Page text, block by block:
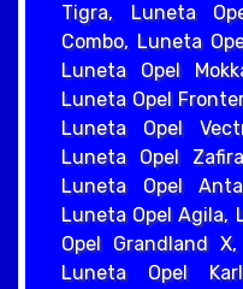
Tigra, Luneta
Combo, Luneta
Luneta Opel
Luneta Opel
Luneta Opel
Luneta Opel
Luneta Opel
Luneta Opel Agila,
Opel Grandland
Luneta Opel